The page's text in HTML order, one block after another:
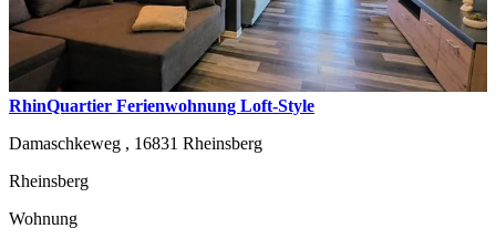
RhinQuartier Ferienwohnung Loft-Style
Damaschkeweg , 16831 Rheinsberg
Rheinsberg
Wohnung